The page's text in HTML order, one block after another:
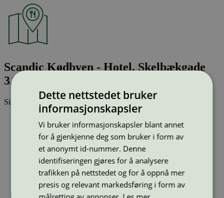
Scandic Kødbyen - Hotel, Skelbækgade
3A, 1717 København V
Sist oppdatert09 jan 2026
Lisensnummer:
5055 0471
Miljømerke: Svanemerket
Merkevare: Scandic
Merkevare nettside: https://www.scandichotels.no/
Lisensinnehaver: Scandic Hotels A/S
Lisensinnehaver nettside:
https://www.scandichotels.dk/
Tilgjengelig i: Danmark
Dette nettstedet bruker
informasjonskapsler
Vi bruker informasjonskapsler blant annet
for å gjenkjenne deg som bruker i form av
et anonymt id-nummer. Denne
identifiseringen gjøres for å analysere
trafikken på nettstedet og for å oppnå mer
presis og relevant markedsføring i form av